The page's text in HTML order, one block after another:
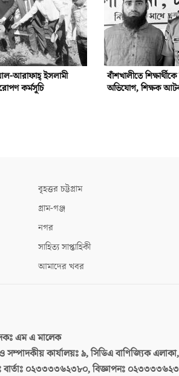
আল-আরাফাহ্‌ ইসলামী
কর্মসূচি
বাঁশখালীতে
অভিযোগ, শিক্ষক
বৃহত্তর চট্টগ্রাম
গ্রাম-গঞ্জ
নগর
সাহিত্য সাপ্তাহিকী
আমাদের খবর
এম এ মালেক
ও সম্পাদকীয় কার্যালয়ঃ৯, সিডিএ বাণিজ্যিক
০২৩৩৩৩৬২৩৮০, বিজ্ঞাপনঃ